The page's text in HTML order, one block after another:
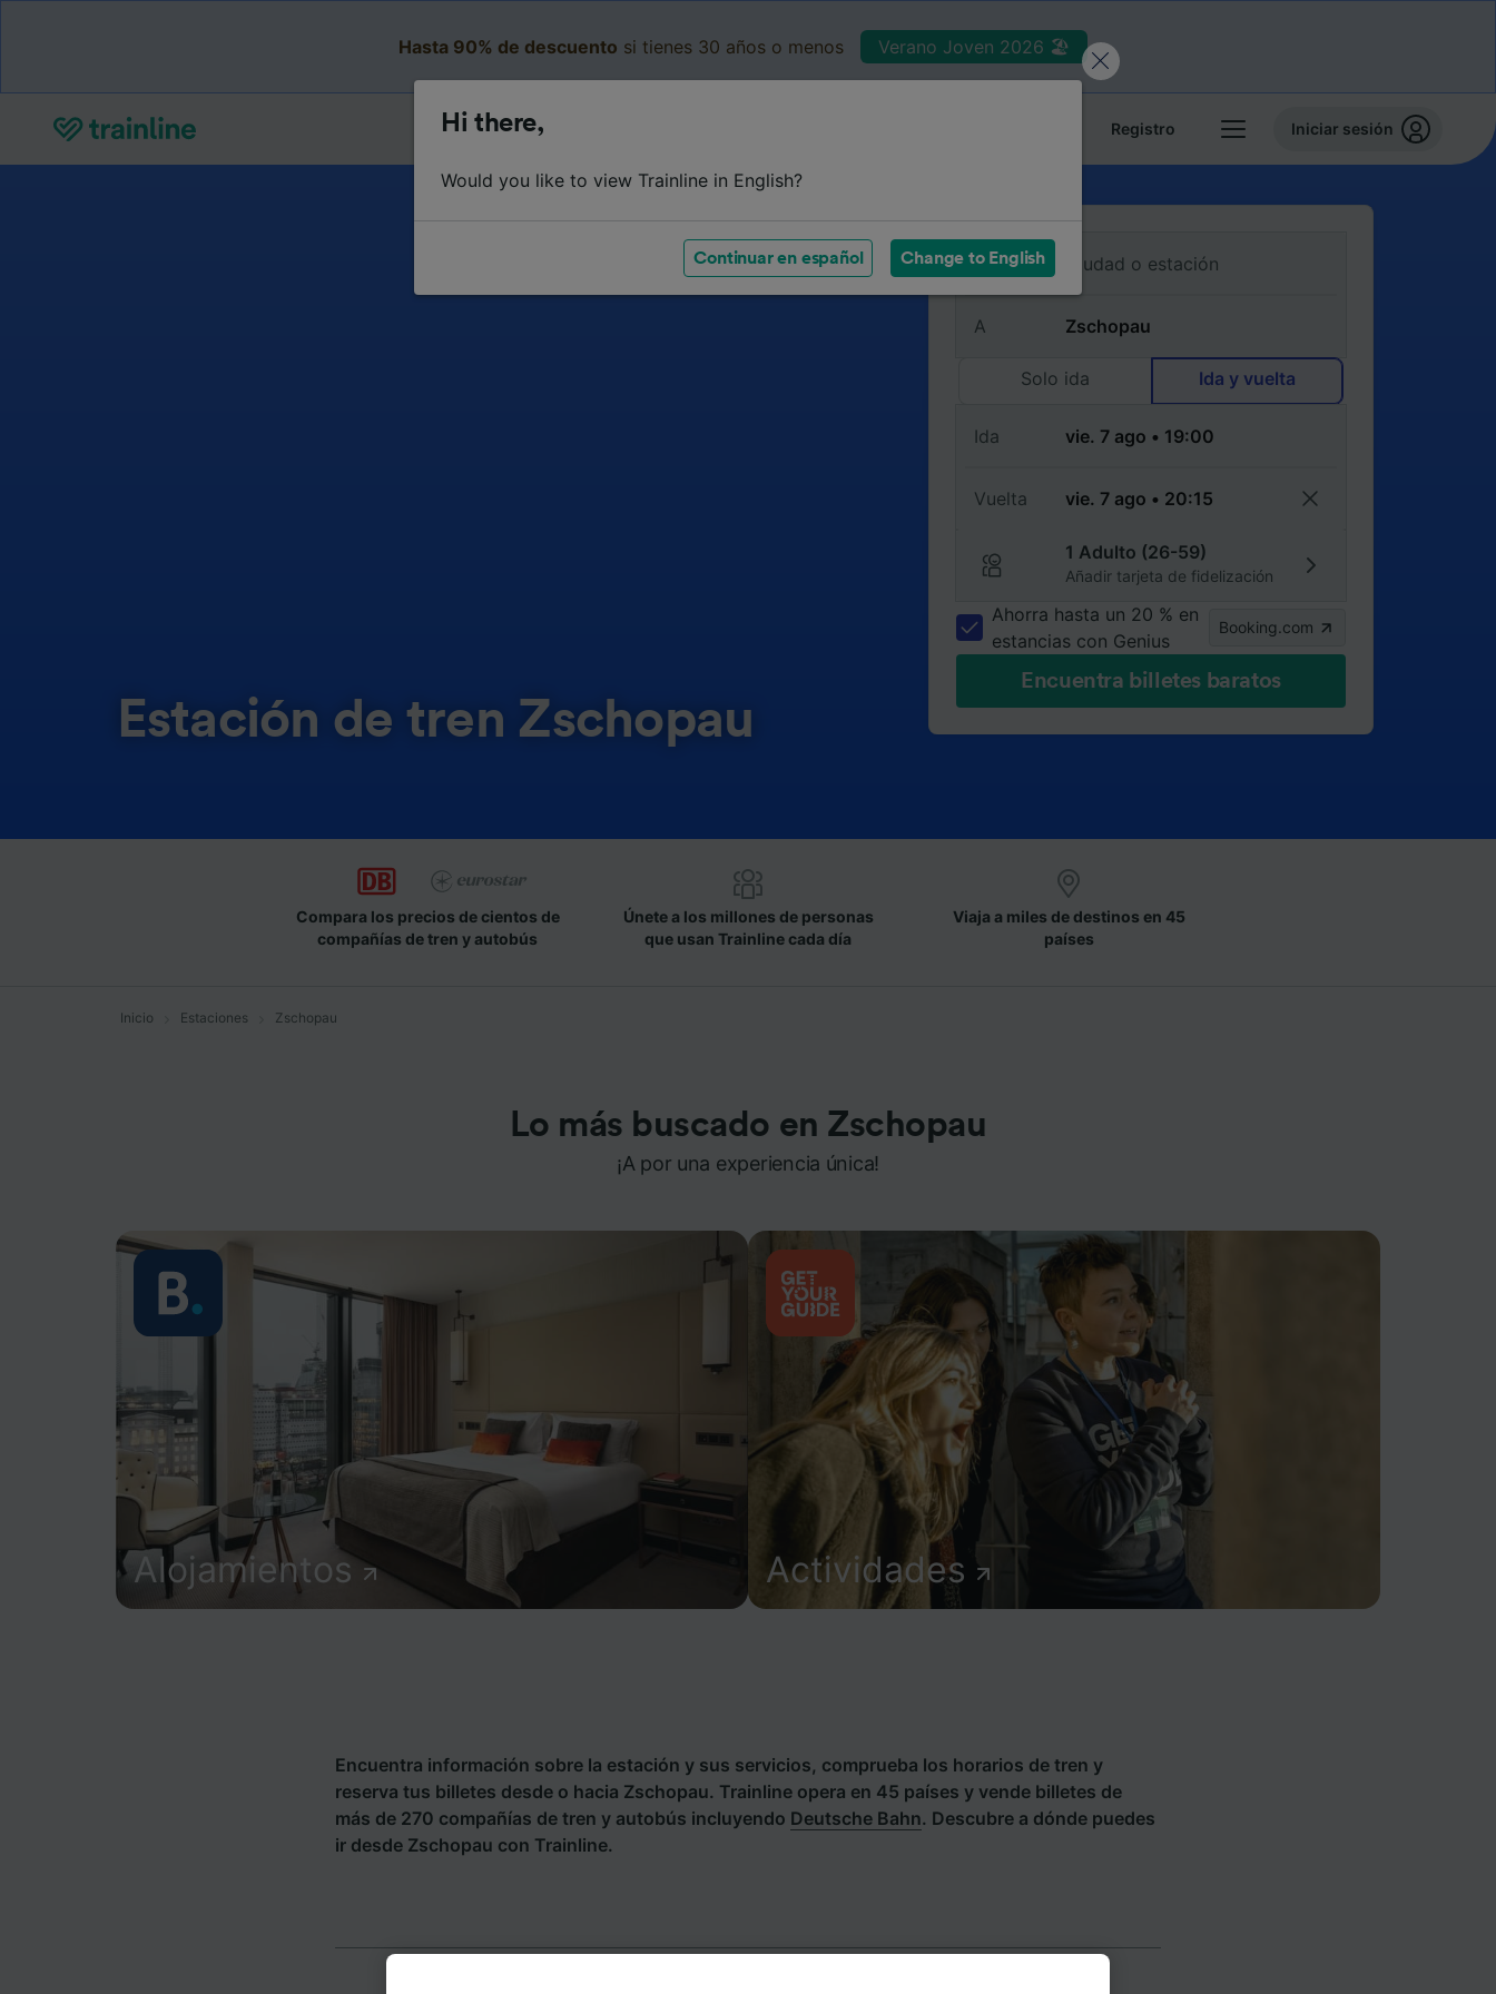
Hasta 90% de descuento si tienes 30 años o menos Verano Joven 2026 🏖️
Registro Iniciar sesión
Estación de tren Zschopau
De
A
Solo ida Ida y vuelta
Ida
Vuelta
1 Adulto (26-59)
Añadir tarjeta de fidelización
Ahorra hasta un 20 % en
estancias con Genius
Booking.com
Encuentra billetes baratos
Compara los precios de cientos de
compañías de tren y autobús
Únete a los millones de personas
que usan Trainline cada día
Viaja a miles de destinos en 45
países
Inicio Estaciones Zschopau
Lo más buscado en Zschopau
¡A por una experiencia única!
Alojamientos Actividades
Encuentra información sobre la estación y sus servicios, comprueba los horarios de tren y
reserva tus billetes desde o hacia Zschopau. Trainline opera en 45 países y vende billetes de
más de 270 compañías de tren y autobús incluyendo Deutsche Bahn. Descubre a dónde puedes
ir desde Zschopau con Trainline.
Hi there,
Would you like to view Trainline in English?
Continuar en español Change to English